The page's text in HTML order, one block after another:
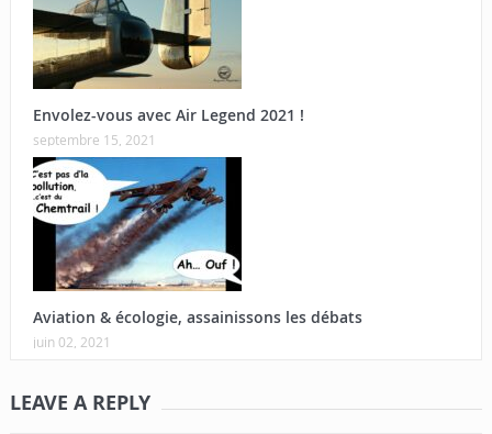
Envolez-vous avec Air Legend 2021 !
septembre 15, 2021
Aviation & écologie, assainissons les débats
juin 02, 2021
LEAVE A REPLY